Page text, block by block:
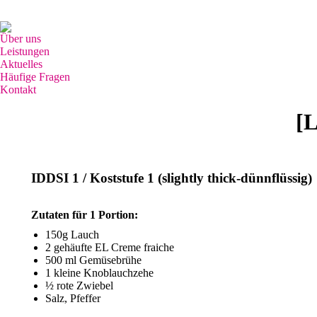
Über uns
Leistungen
Aktuelles
Häufige Fragen
Kontakt
IDDSI 1 / Koststufe 1 (slightly thick-dünnflüssig)
Zutaten für 1 Portion:
150g Lauch
2 gehäufte EL Creme fraiche
500 ml Gemüsebrühe
1 kleine Knoblauchzehe
½ rote Zwiebel
Salz, Pfeffer